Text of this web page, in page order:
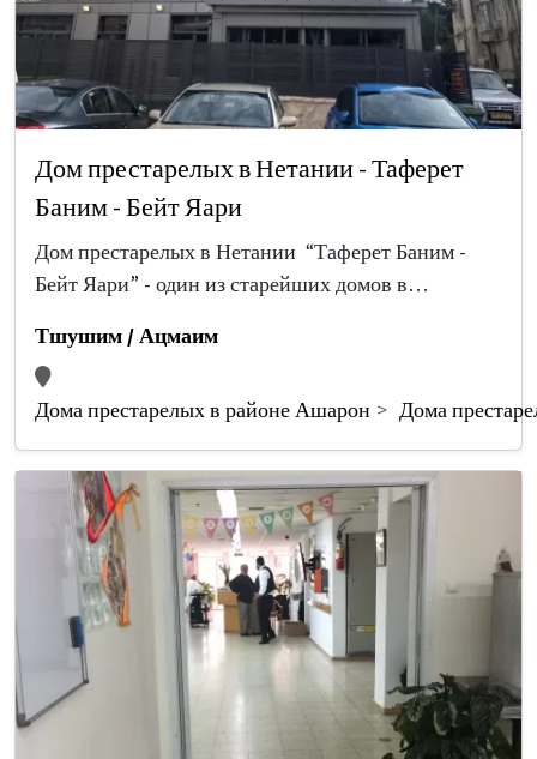
Дом престарелых в Нетании - Таферет
Баним - Бейт Яари
Дом престарелых в Нетании “Таферет Баним -
Бейт Яари” - один из старейших домов в…
Тшушим / Ацмаим
Дома престарелых в районе Ашарон Дома